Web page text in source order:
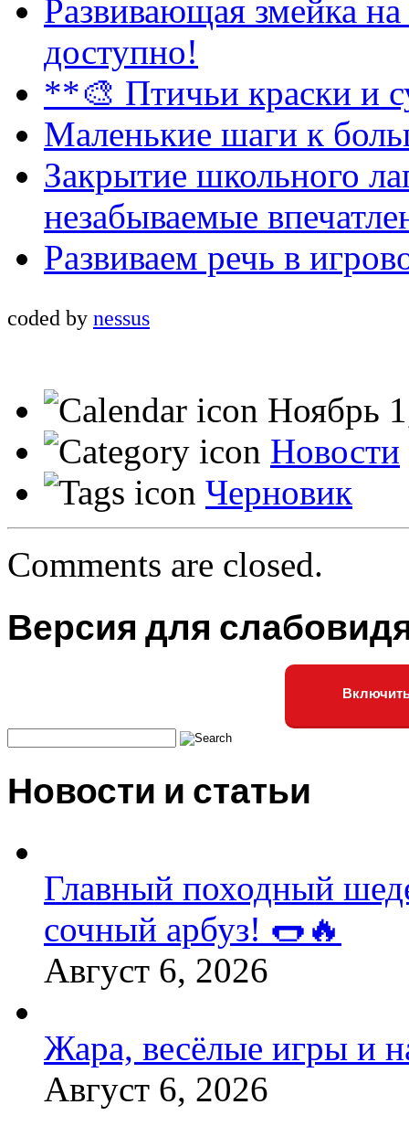
Развивающая змейка на
доступно!
**🎨 Птичьи краски и
Маленькие шаги к
Закрытие школьного
незабываемые
Развиваем речь в
coded by nessus
Ноябрь
Новости
Черновик
Comments are closed.
Версия для
Новости и статьи
Главный походный
сочный арбуз! 🌭🔥
Август 6, 2026
Жара, весёлые игры и
Август 6, 2026